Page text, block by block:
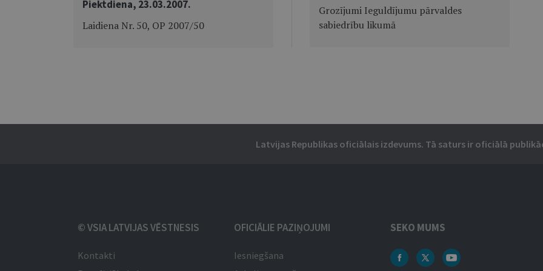
Piektdiena, 23.03.2007.
Laidiena Nr. 50, OP 2007/50
Grozījumi Ieguldījumu pārvaldes
sabiedrību likumā
Latvijas Republikas oficiālais izdevums. Tā saturs ir oficiālā
© VSIA LATVIJAS VĒSTNESIS
Kontakti
OFICIĀLIE PAZIŅOJUMI
Iesniegšana
SEKO MUMS